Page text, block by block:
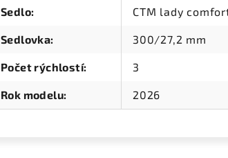
Sedlo: CTM lady
Sedlovka: 300/27,2 mm
Počet rýchlostí: 3
Rok modelu: 2026